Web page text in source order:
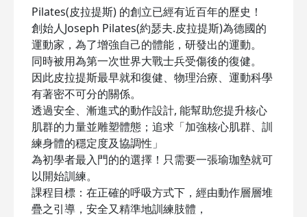
Pilates(皮拉提斯) 的創立已經有近百年的歷史！
創始人Joseph Pilates(約瑟夫.皮拉提斯)為德國的
運動家，為了增強自己的體能，研發出的運動。
同時被用為第一次世界大戰士兵受傷後的復健。
因此皮拉提斯最早就和復健、物理治療、運動科學
有著密不可分的關係。
透過安全、漸進式的動作設計, 能幫助您提升核心
肌群的力量並雕塑體態；追求「加強核心肌群、訓
練身體的穩定度及協調性」
為初學者最入門的的選擇！只需要一張瑜珈墊就可
以開始訓練。
課程目標：在正確的呼吸方式下，經由動作層層堆
疊之引導，安全又精準地訓練肢體，